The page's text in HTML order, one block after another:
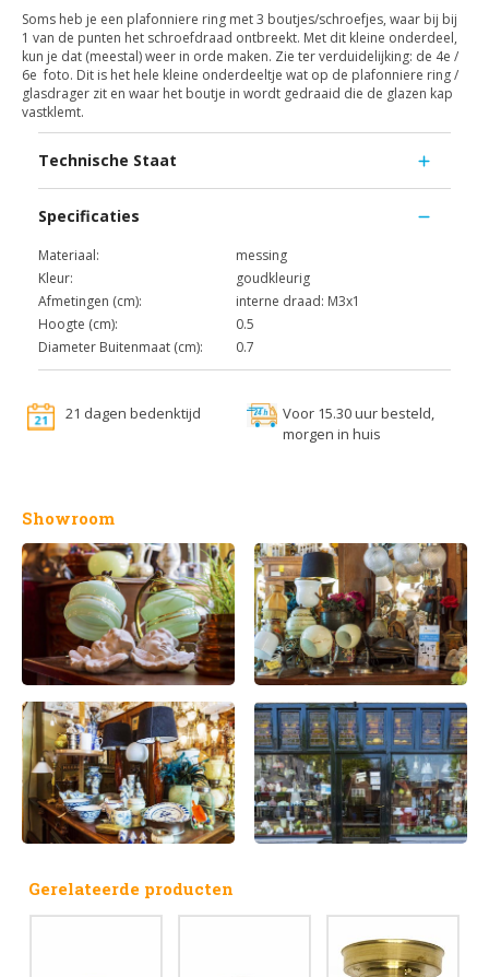
Soms heb je een plafonniere ring met 3 boutjes/schroefjes, waar bij bij
1 van de punten het schroefdraad ontbreekt. Met dit kleine onderdeel,
kun je dat (meestal) weer in orde maken. Zie ter verduidelijking: de 4e /
6e foto. Dit is het hele kleine onderdeeltje wat op de plafonniere ring /
glasdrager zit en waar het boutje in wordt gedraaid die de glazen kap
vastklemt.
Technische Staat
Specificaties
Materiaal:
messing
Kleur:
goudkleurig
Afmetingen (cm):
interne draad: M3x1
Hoogte (cm):
0.5
Diameter Buitenmaat (cm):
0.7
21 dagen bedenktijd
Voor 15.30 uur besteld,
morgen in huis
Showroom
Gerelateerde producten